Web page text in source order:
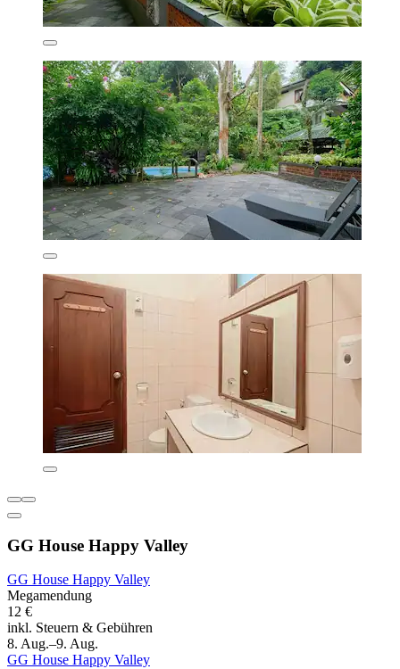
GG House Happy Valley
GG House Happy Valley
Megamendung
12 €
inkl. Steuern & Gebühren
8. Aug.–9. Aug.
GG House Happy Valley